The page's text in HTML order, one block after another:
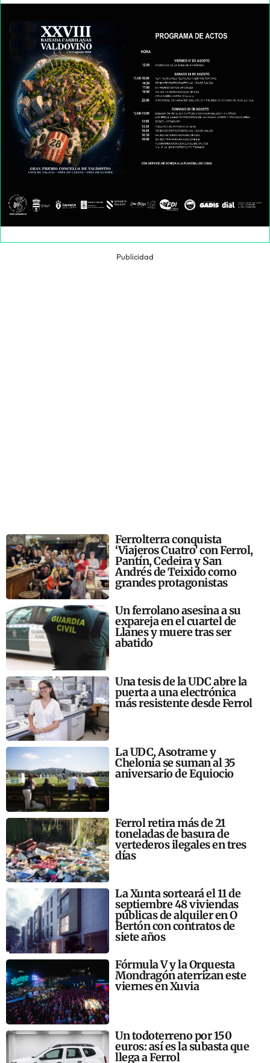
Publicidad
Ferrolterra conquista
‘Viajeros Cuatro’ con Ferrol,
Pantín, Cedeira y San
Andrés de Teixido como
grandes protagonistas
Un ferrolano asesina a su
expareja en el cuartel de
Llanes y muere tras ser
abatido
Una tesis de la UDC abre la
puerta a una electrónica
más resistente desde Ferrol
La UDC, Asotrame y
Chelonia se suman al 35
aniversario de Equiocio
Ferrol retira más de 21
toneladas de basura de
vertederos ilegales en tres
días
La Xunta sorteará el 11 de
septiembre 48 viviendas
públicas de alquiler en O
Bertón con contratos de
siete años
Fórmula V y la Orquesta
Mondragón aterrizan este
viernes en Xuvia
Un todoterreno por 150
euros: así es la subasta que
llega a Ferrol